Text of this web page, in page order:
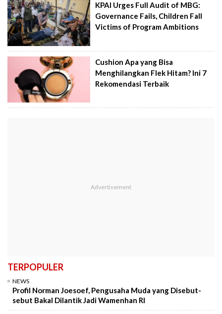
KPAI Urges Full Audit of MBG:
Governance Fails, Children Fall
Victims of Program Ambitions
Cushion Apa yang Bisa
Menghilangkan Flek Hitam? Ini 7
Rekomendasi Terbaik
TERPOPULER
NEWS
Profil Norman Joesoef, Pengusaha Muda yang Disebut-
sebut Bakal Dilantik Jadi Wamenhan RI